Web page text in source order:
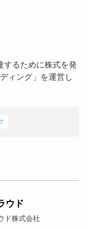
するために株式を発
ィング」を運営し
ウド
ド株式会社